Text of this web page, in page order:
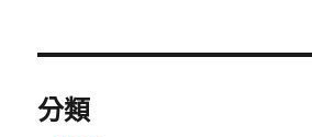
分類